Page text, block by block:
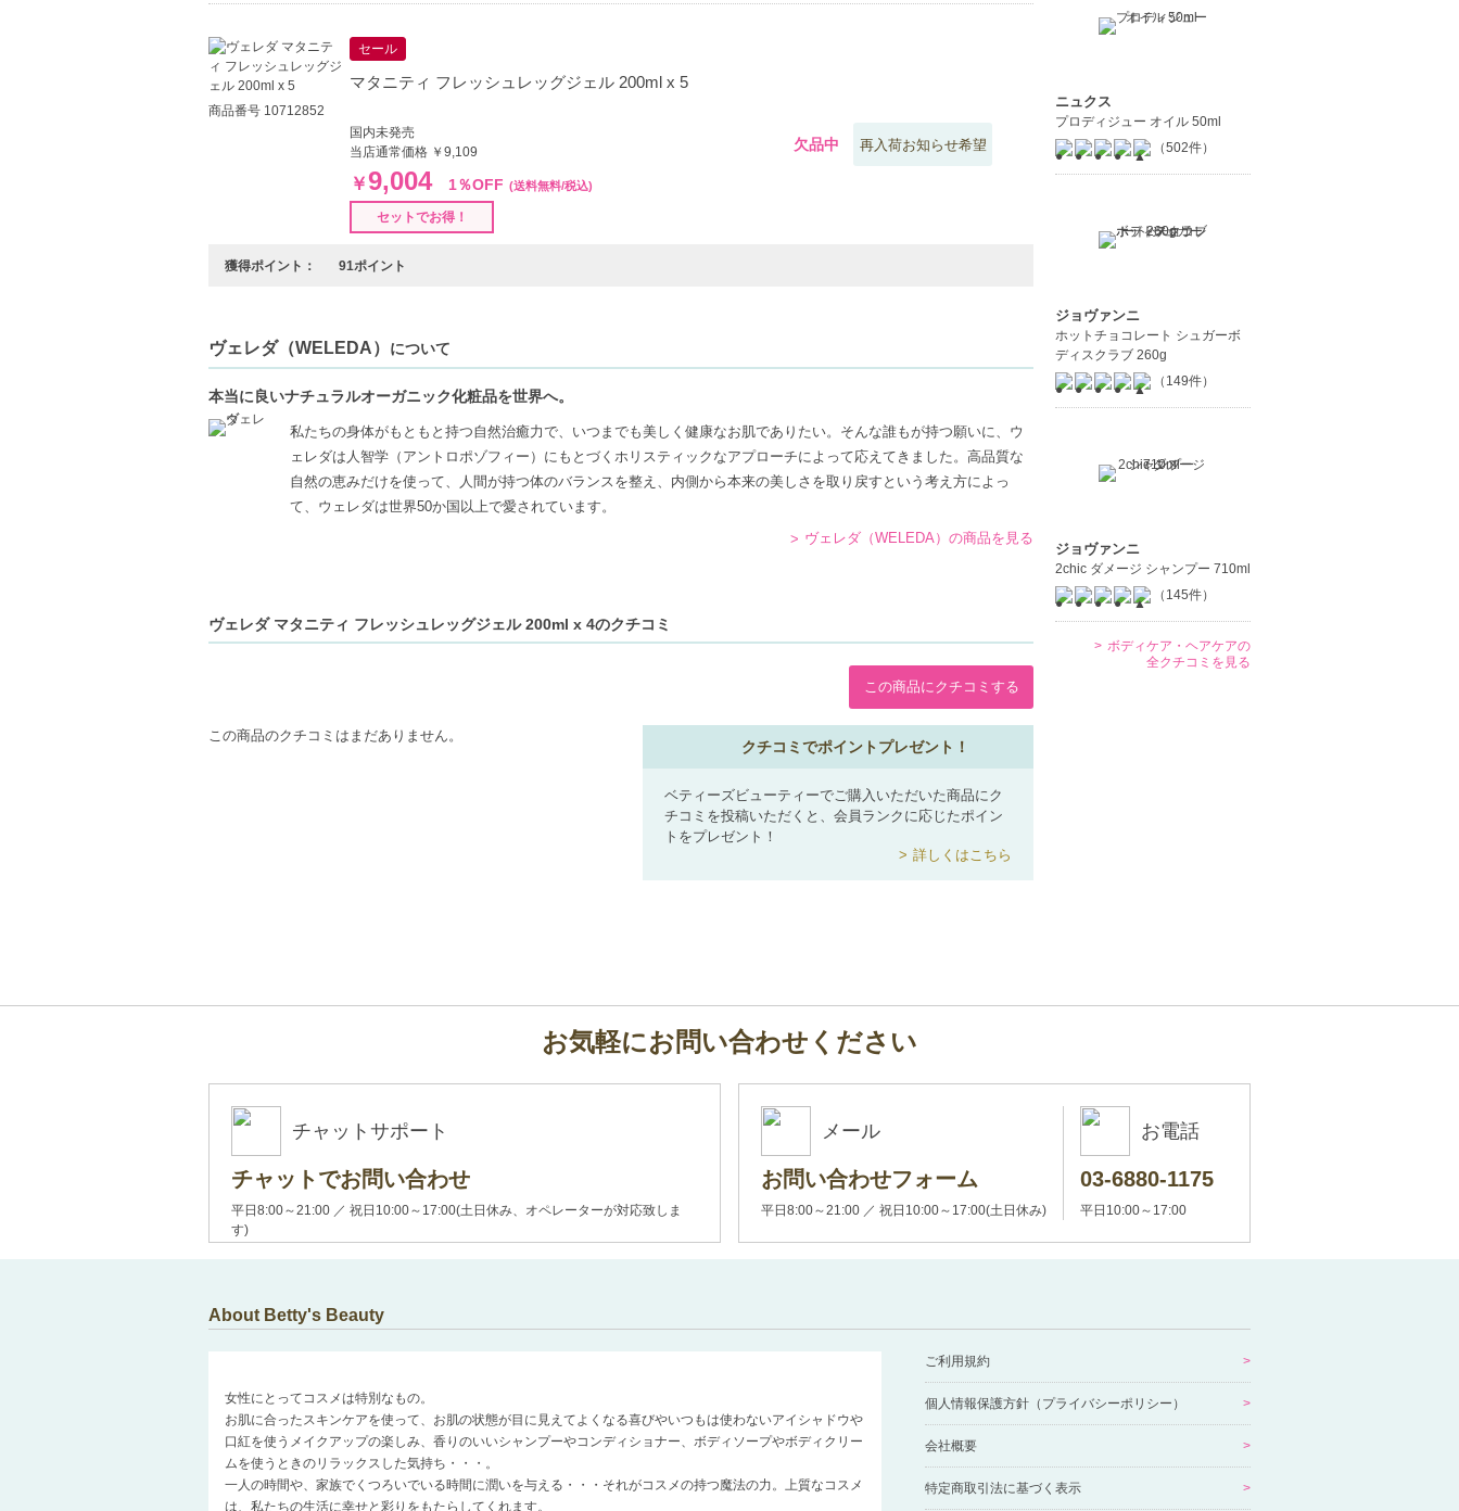
商品番号 10712852
セール
マタニティ フレッシュレッグジェル 200ml x 5
国内未発売
当店通常価格 ￥9,109
￥9,004 1％OFF (送料無料/税込)
セットでお得！
欠品中 再入荷お知らせ希望
獲得ポイント： 91ポイント
ヴェレダ（WELEDA） について
本当に良いナチュラルオーガニック化粧品を世界へ。
私たちの身体がもともと持つ自然治癒力で、いつまでも美しく健康なお肌でありたい。そんな誰もが持つ願いに、ウ
ェレダは人智学（アントロポゾフィー）にもとづくホリスティックなアプローチによって応えてきました。高品質な
自然の恵みだけを使って、人間が持つ体のバランスを整え、内側から本来の美しさを取り戻すという考え方によっ
て、ウェレダは世界50か国以上で愛されています。
ヴェレダ（WELEDA）の商品を見る
ヴェレダ マタニティ フレッシュレッグジェル 200ml x 4のクチコミ
この商品にクチコミする
この商品のクチコミはまだありません。
クチコミでポイントプレゼント！
ベティーズビューティーでご購入いただいた商品にク
チコミを投稿いただくと、会員ランクに応じたポイン
トをプレゼント！
詳しくはこちら
ニュクス
プロディジュー オイル 50ml
（502件）
ジョヴァンニ
ホットチョコレート シュガーボ
ディスクラブ 260g
（149件）
ジョヴァンニ
2chic ダメージ シャンプー 710ml
（145件）
ボディケア・ヘアケアの
全クチコミを見る
お気軽にお問い合わせください
チャットサポート
チャットでお問い合わせ
平日8:00～21:00 ／ 祝日10:00～17:00(土日休み、オペレーターが対応致しま
す)
メール
お問い合わせフォーム
平日8:00～21:00 ／ 祝日10:00～17:00(土日休み)
お電話
03-6880-1175
平日10:00～17:00
About Betty's Beauty
女性にとってコスメは特別なもの。
お肌に合ったスキンケアを使って、お肌の状態が目に見えてよくなる喜びやいつもは使わないアイシャドウや
口紅を使うメイクアップの楽しみ、香りのいいシャンプーやコンディショナー、ボディソープやボディクリー
ムを使うときのリラックスした気持ち・・・。
一人の時間や、家族でくつろいでいる時間に潤いを与える・・・それがコスメの持つ魔法の力。上質なコスメ
は、私たちの生活に幸せと彩りをもたらしてくれます。
ご利用規約
個人情報保護方針（プライバシーポリシー）
会社概要
特定商取引法に基づく表示